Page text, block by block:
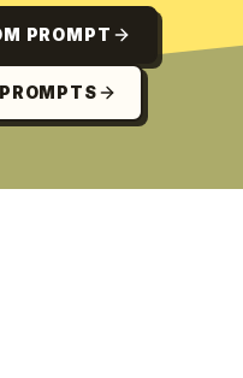
PROMPT